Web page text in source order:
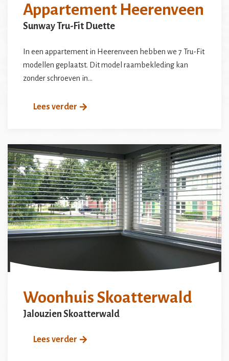
Appartement Heerenveen
Sunway Tru-Fit Duette
In een appartement in Heerenveen hebben we 7 Tru-Fit
modellen geplaatst. Dit model raambekleding kan
zonder schroeven in…
Lees verder
Woonhuis Skoatterwald
Jalouzien Skoatterwald
Lees verder